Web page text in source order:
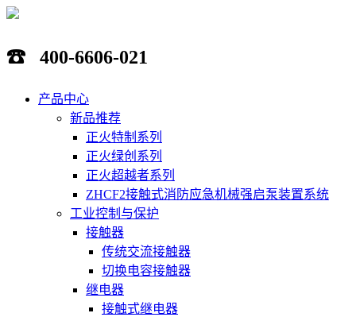
☎ 400-6606-021
产品中心
新品推荐
正火特制系列
正火绿创系列
正火超越者系列
ZHCF2接触式消防应急机械强启泵装置系统
工业控制与保护
接触器
传统交流接触器
切换电容接触器
继电器
接触式继电器